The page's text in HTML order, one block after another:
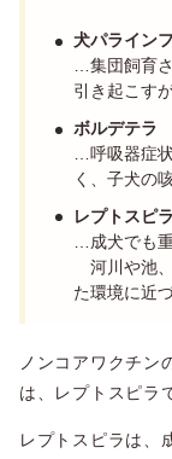
犬パライン
…集団飼育
引き起こす
ボルデテラ
…呼吸器症
く、子犬の
レプトスピラ
…成犬でも
河川や池
た環境に近
ノンコアワクチン
は、レプトスピラ
レプトスピラは、